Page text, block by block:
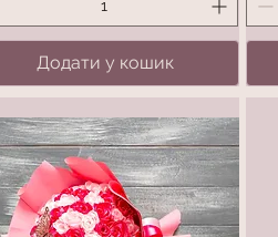
Додати у кошик